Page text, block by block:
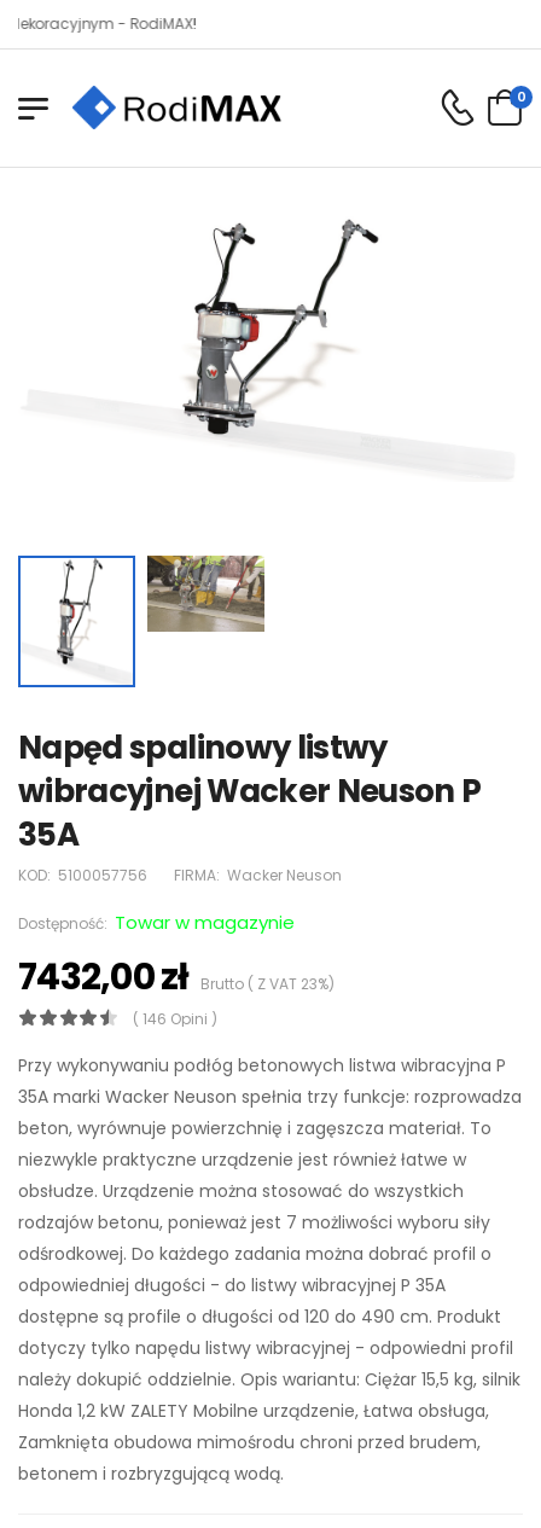
- RodiMAX!
0
Napęd spalinowy listwy
wibracyjnej Wacker Neuson P
35A
KOD: 5100057756 FIRMA: Wacker Neuson
Dostępność: Towar w magazynie
7432,00 złBrutto ( Z VAT 23%)
( 146 Opini )
Przy wykonywaniu podłóg betonowych listwa wibracyjna P
35A marki Wacker Neuson spełnia trzy funkcje: rozprowadza
beton, wyrównuje powierzchnię i zagęszcza materiał. To
niezwykle praktyczne urządzenie jest również łatwe w
obsłudze. Urządzenie można stosować do wszystkich
rodzajów betonu, ponieważ jest 7 możliwości wyboru siły
odśrodkowej. Do każdego zadania można dobrać profil o
odpowiedniej długości - do listwy wibracyjnej P 35A
dostępne są profile o długości od 120 do 490 cm. Produkt
dotyczy tylko napędu listwy wibracyjnej - odpowiedni profil
należy dokupić oddzielnie. Opis wariantu: Ciężar 15,5 kg, silnik
Honda 1,2 kW ZALETY Mobilne urządzenie, Łatwa obsługa,
Zamknięta obudowa mimośrodu chroni przed brudem,
betonem i rozbryzgującą wodą.